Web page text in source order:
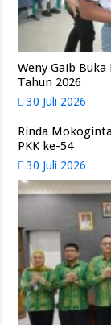
Weny Gaib
Tahun 2026
30 Juli 2026
Rinda
PKK ke-54
30 Juli 2026